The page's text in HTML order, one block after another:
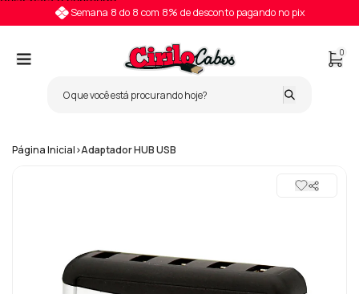
Semana 8 do 8 com 8% de desconto pagando no pix
0
Página Inicial>Adaptador HUB USB